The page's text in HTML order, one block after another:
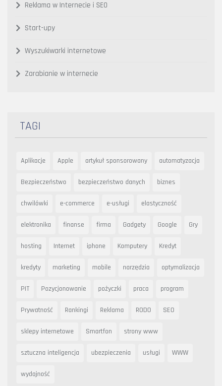
Reklama w Internecie i SEO
Start-upy
Wyszukiwarki internetowe
Zarabianie w internecie
TAGI
Aplikacje Apple artykuł sponsorowany automatyzacja
Bezpieczeństwo bezpieczeństwo danych biznes
chwilówki e-commerce e-usługi elastyczność
elektronika finanse firma Gadgety Google Gry
hosting Internet iphone Komputery Kredyt
kredyty marketing mobile narzędzia optymalizacja
PIT Pozycjonowanie pożyczki praca program
Prywatność Rankingi Reklama RODO SEO
sklepy internetowe Smartfon strony www
sztuczna inteligencja ubezpieczenia usługi WWW
wydajność